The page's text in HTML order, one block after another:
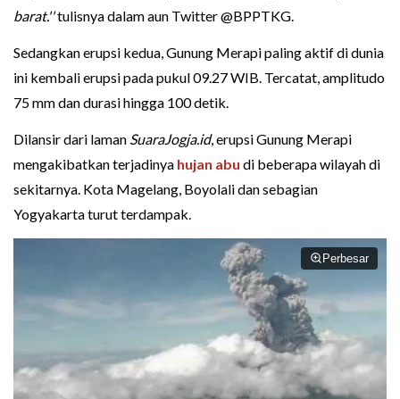
barat.''tulisnya dalam aun Twitter @BPPTKG.
Sedangkan erupsi kedua, Gunung Merapi paling aktif di dunia
ini kembali erupsi pada pukul 09.27 WIB. Tercatat, amplitudo
75 mm dan durasi hingga 100 detik.
Dilansir dari laman SuaraJogja.id, erupsi Gunung Merapi
mengakibatkan terjadinya hujan abu di beberapa wilayah di
sekitarnya. Kota Magelang, Boyolali dan sebagian
Yogyakarta turut terdampak.
Perbesar